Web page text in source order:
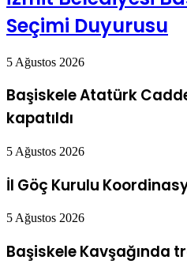
Seçimi Duyurusu
5 Ağustos 2026
Başiskele Atatürk
kapatıldı
5 Ağustos 2026
İl Göç Kurulu
5 Ağustos 2026
Başiskele Kavşağında